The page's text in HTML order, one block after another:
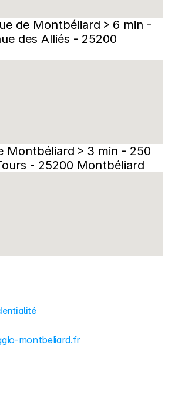
de Montbéliard > 6 min -
des Alliés - 25200
Montbéliard > 3 min - 250
- 25200 Montbéliard
montbeliard.fr